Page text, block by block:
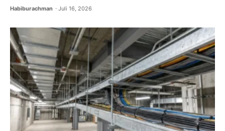
Habiburachman Juli 16, 2026